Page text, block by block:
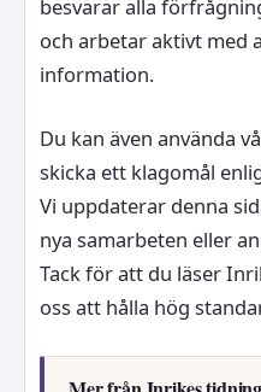
besvarar alla
och arbetar aktivt med
information.
Du kan även använda
skicka ett klagomål
Vi uppdaterar denna
nya samarbeten eller
Tack för att du läser
oss att hålla hög